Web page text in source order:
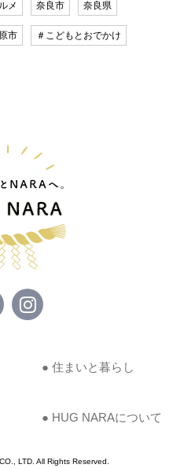
メ 奈良市 奈良県
市 ＃こどもとおでかけ
● 住まいと暮らし
● HUG NARAについて
LTD. All Rights Reserved.